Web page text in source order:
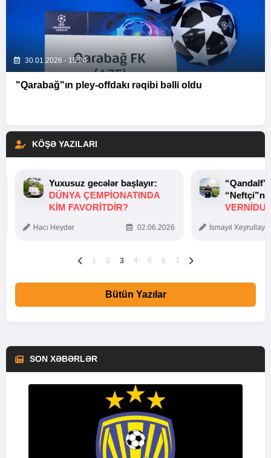
30.01.2026 - 15:24
"Qarabağ"ın pley-offdakı rəqibi bəlli oldu
KÖŞƏ YAZILARI
Yuxusuz gecələr başlayır:
DÜNYA ÇEMPIONATINDA
KIM FAVORITDIR?
Hacı Heydər 02.06.2026 İsmayıl
1 2 3 4 5 6 7
Bütün Yazılar
SON XƏBƏRLƏR